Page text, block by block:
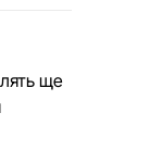
ще